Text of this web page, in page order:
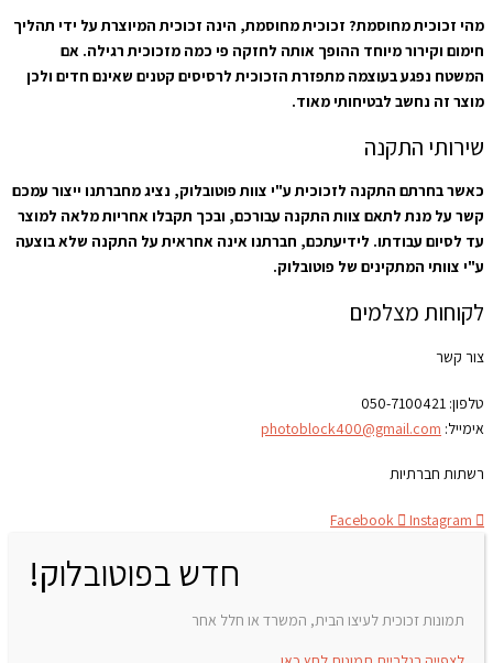
מהי זכוכית מחוסמת? זכוכית מחוסמת, הינה זכוכית המיוצרת על ידי תהליך
חימום וקירור מיוחד ההופך אותה לחזקה פי כמה מזכוכית רגילה. אם
המשטח נפגע בעוצמה מתפזרת הזכוכית לרסיסים קטנים שאינם חדים ולכן
מוצר זה נחשב לבטיחותי מאוד.
שירותי התקנה
כאשר בחרתם התקנה לזכוכית ע"י צוות פוטובלוק, נציג מחברתנו ייצור עמכם
קשר על מנת לתאם צוות התקנה עבורכם, ובכך תקבלו אחריות מלאה למוצר
עד לסיום עבודתו. לידיעתכם, חברתנו אינה אחראית על התקנה שלא בוצעה
ע"י צוותי המתקינים של פוטובלוק.
לקוחות מצלמים
צור קשר
טלפון:
אימייל: photoblock400@gmail.com
רשתות חברתיות
Facebook Instagram
חדש בפוטובלוק!
תמונות זכוכית לעיצו הבית, המשרד או חלל אחר